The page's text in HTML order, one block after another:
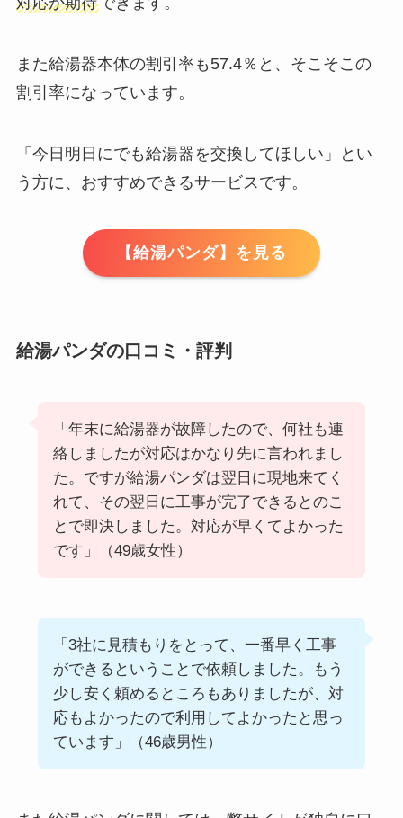
また給湯器本体の割引率も57.4％と、そこそこの
割引率になっています。
「今日明日にでも給湯器を交換してほしい」とい
う方に、おすすめできるサービスです。
【給湯パンダ】を見る
給湯パンダの口コミ・評判
「年末に給湯器が故障したので、何社も連
絡しましたが対応はかなり先に言われまし
た。ですが給湯パンダは翌日に現地来てく
れて、その翌日に工事が完了できるとのこ
とで即決しました。対応が早くてよかった
です」（49歳女性）
「3社に見積もりをとって、一番早く工事
ができるということで依頼しました。もう
少し安く頼めるところもありましたが、対
応もよかったので利用してよかったと思っ
ています」（46歳男性）